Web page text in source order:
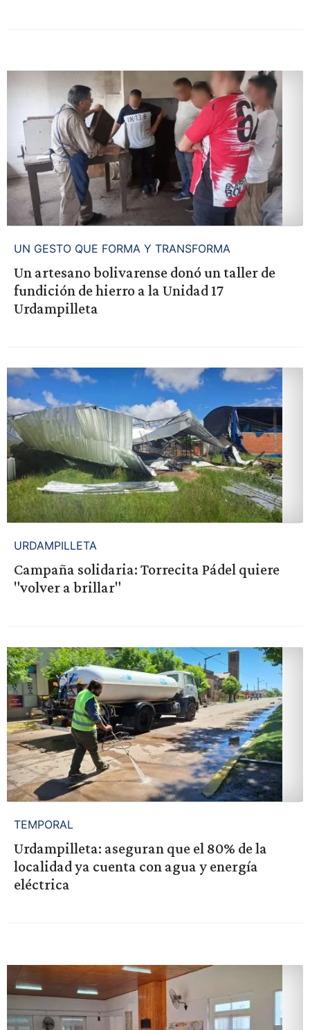
UN GESTO QUE FORMA Y TRANSFORMA
Un artesano bolivarense donó un taller de
fundición de hierro a la Unidad 17
Urdampilleta
URDAMPILLETA
Campaña solidaria: Torrecita Pádel quiere
"volver a brillar"
TEMPORAL
Urdampilleta: aseguran que el 80% de la
localidad ya cuenta con agua y energía
eléctrica